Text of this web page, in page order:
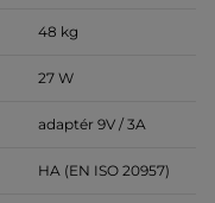
48 kg
27 W
adaptér 9V / 3A
HA (EN ISO 20957)